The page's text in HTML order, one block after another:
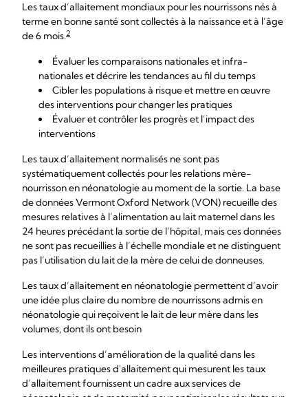
Les taux d’allaitement mondiaux pour les nourrissons nés à
terme en bonne santé sont collectés à la naissance et à l’âge
de 6 mois.2
Évaluer les comparaisons nationales et infra-
nationales et décrire les tendances au fil du temps
Cibler les populations à risque et mettre en œuvre
des interventions pour changer les pratiques
Évaluer et contrôler les progrès et l’impact des
interventions
Les taux d’allaitement normalisés ne sont pas
systématiquement collectés pour les relations mère-
nourrisson en néonatologie au moment de la sortie. La base
de données Vermont Oxford Network (VON) recueille des
mesures relatives à l’alimentation au lait maternel dans les
24 heures précédant la sortie de l’hôpital, mais ces données
ne sont pas recueillies à l’échelle mondiale et ne distinguent
pas l’utilisation du lait de la mère de celui de donneuses.
Les taux d’allaitement en néonatologie permettent d’avoir
une idée plus claire du nombre de nourrissons admis en
néonatologie qui reçoivent le lait de leur mère dans les
volumes, dont ils ont besoin
Les interventions d’amélioration de la qualité dans les
meilleures pratiques d'allaitement qui mesurent les taux
d’allaitement fournissent un cadre aux services de